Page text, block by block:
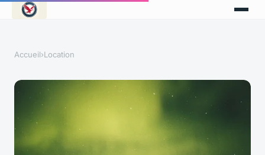
Accueil›Location